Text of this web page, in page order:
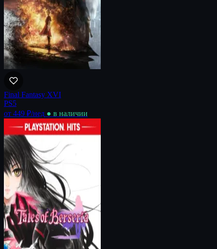
Final Fantasy XVI
PS5
от 449 ₽/нед ● в наличии